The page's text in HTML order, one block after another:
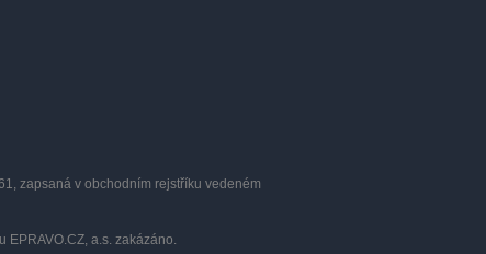
zapsaná v obchodním rejstříku vedeném
EPRAVO.CZ, a.s. zakázáno.